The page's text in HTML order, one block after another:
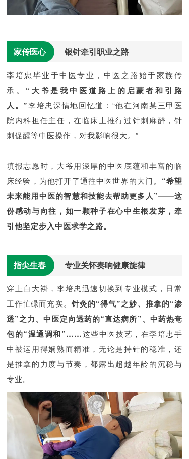
家传医心 银针牵引职业之路
李培忠毕业于中医专业，中医之路始于家族传
承。 “大爷是我中医道路上的启蒙者和引路
人。”李培忠深情地回忆道：“他在河南某三甲医
院内科担任主任，在临床上推行过针刺麻醉，针
刺促醒等中医操作，对我影响很大。”
填报志愿时，大爷用深厚的中医底蕴和丰富的临
床经验，为他打开了通往中医世界的大门。 “希望
未来能用中医的智慧和技能去帮助更多人”——这
份感动与向往，如一颗种子在心中生根发芽，牵
引他坚定步入中医求学之路。
指尖生春 专业关怀奏响健康旋律
穿上白大褂，李培忠迅速切换到专业模式，日常
工作忙碌而充实。 针灸的“得气”之妙、推拿的“渗
透”之力、中医定向透药的“直达病所”、中药热奄
包的“温通调和”……这些中医技艺，在李培忠手
中被运用得娴熟而精准，无论是持针的稳准，还
是推拿的力度与节奏，都露出超越年龄的沉稳与
专业。